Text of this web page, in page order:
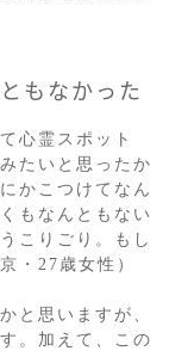
もなかった
心霊スポット
たいと思ったか
かこつけてなん
もなんともない
こりごり。もし
・27歳女性）
と思いますが、
。加えて、この